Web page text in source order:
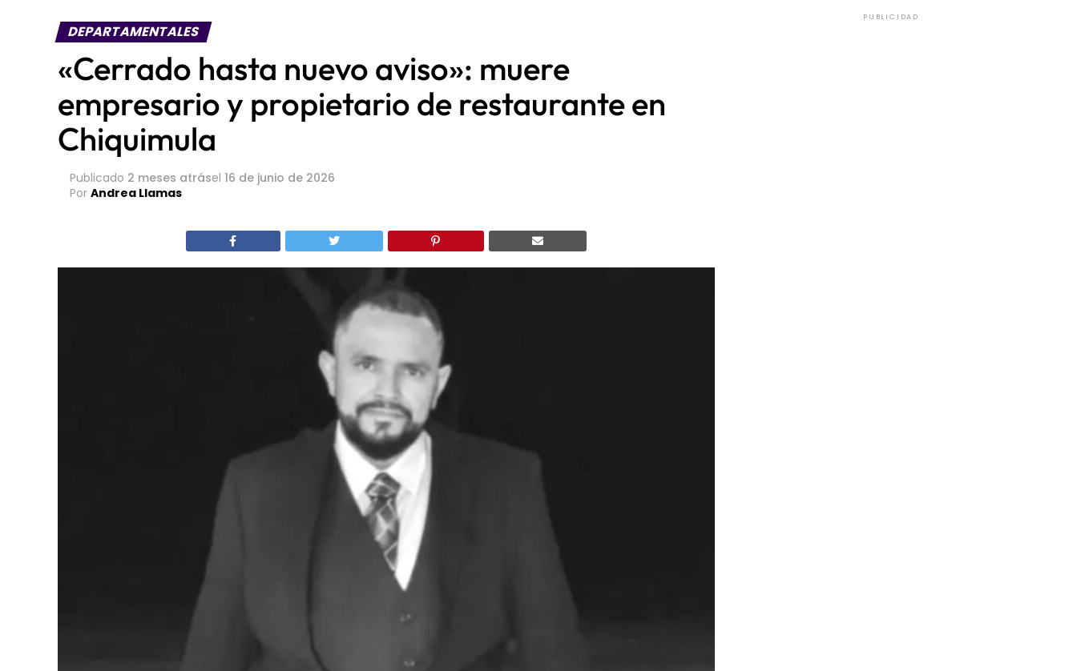
DEPARTAMENTALES
«Cerrado hasta nuevo aviso»: muere
empresario y propietario de restaurante en
Chiquimula
Publicado 2 meses atrásel 16 de junio de 2026
Por Andrea Llamas
PUBLICIDAD